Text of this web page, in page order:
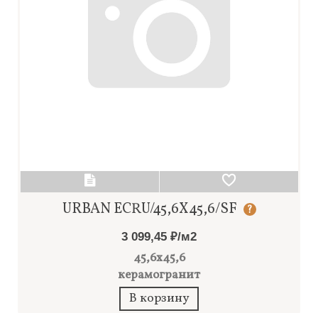
URBAN ECRU/45,6X45,6/SF ?
3 099,45 ₽/м2
45,6x45,6
керамогранит
В корзину